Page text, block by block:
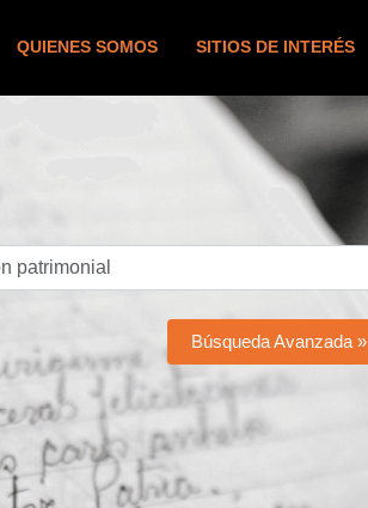
QUIENES SOMOS SITIOS DE INTERÉS
Búsqueda Avanzada »